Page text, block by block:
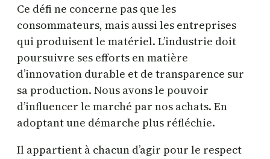
Ce défi ne concerne pas que les
consommateurs, mais aussi les entreprises
qui produisent le matériel. L’industrie doit
poursuivre ses efforts en matière
d’innovation durable et de transparence sur
sa production. Nous avons le pouvoir
d’influencer le marché par nos achats. En
adoptant une démarche plus réfléchie.
Il appartient à chacun d’agir pour le respect